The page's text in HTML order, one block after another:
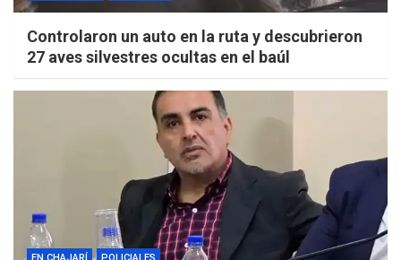
Controlaron un auto en la ruta y descubrieron
27 aves silvestres ocultas en el baúl